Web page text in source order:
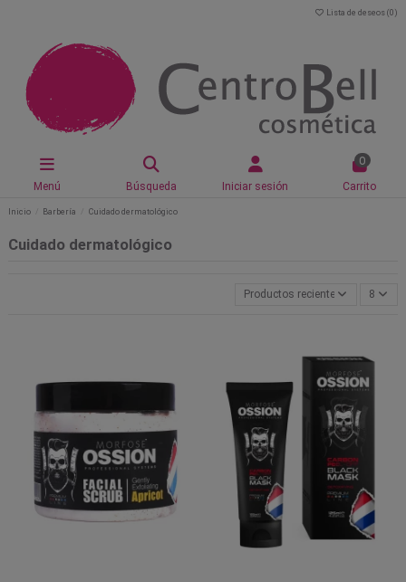
Lista de deseos (0 )
Menú Búsqueda Iniciar sesión
0
Carrito
Inicio Barbería Cuidado dermatológico
Cuidado dermatológico
Productos recientemente8